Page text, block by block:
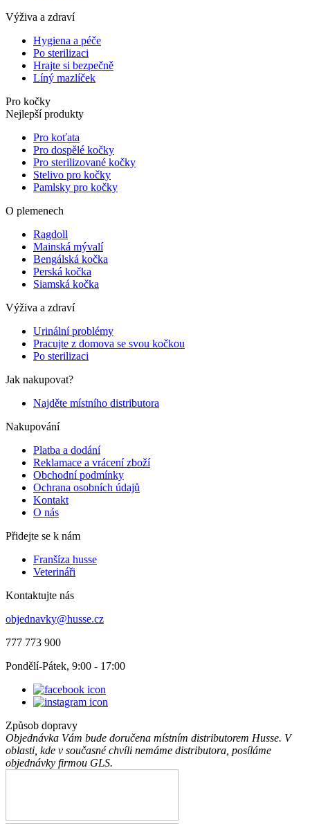
Výživa a zdraví
Hygiena a péče
Po sterilizaci
Hrajte si bezpečně
Líný mazlíček
Pro kočky
Nejlepší produkty
Pro koťata
Pro dospělé kočky
Pro sterilizované kočky
Stelivo pro kočky
Pamlsky pro kočky
O plemenech
Ragdoll
Mainská mývalí
Bengálská kočka
Perská kočka
Siamská kočka
Výživa a zdraví
Urinální problémy
Pracujte z domova se svou kočkou
Po sterilizaci
Jak nakupovat?
Najděte místního distributora
Nakupování
Platba a dodání
Reklamace a vrácení zboží
Obchodní podmínky
Ochrana osobních údajů
Kontakt
O nás
Přidejte se k nám
Franšíza husse
Veterináři
Kontaktujte nás
objednavky@husse.cz
777 773 900
Pondělí-Pátek, 9:00 - 17:00
Způsob dopravy
Objednávka Vám bude doručena místním distributorem Husse. V
oblasti, kde v současné chvíli nemáme distributora, posíláme
objednávky firmou GLS.